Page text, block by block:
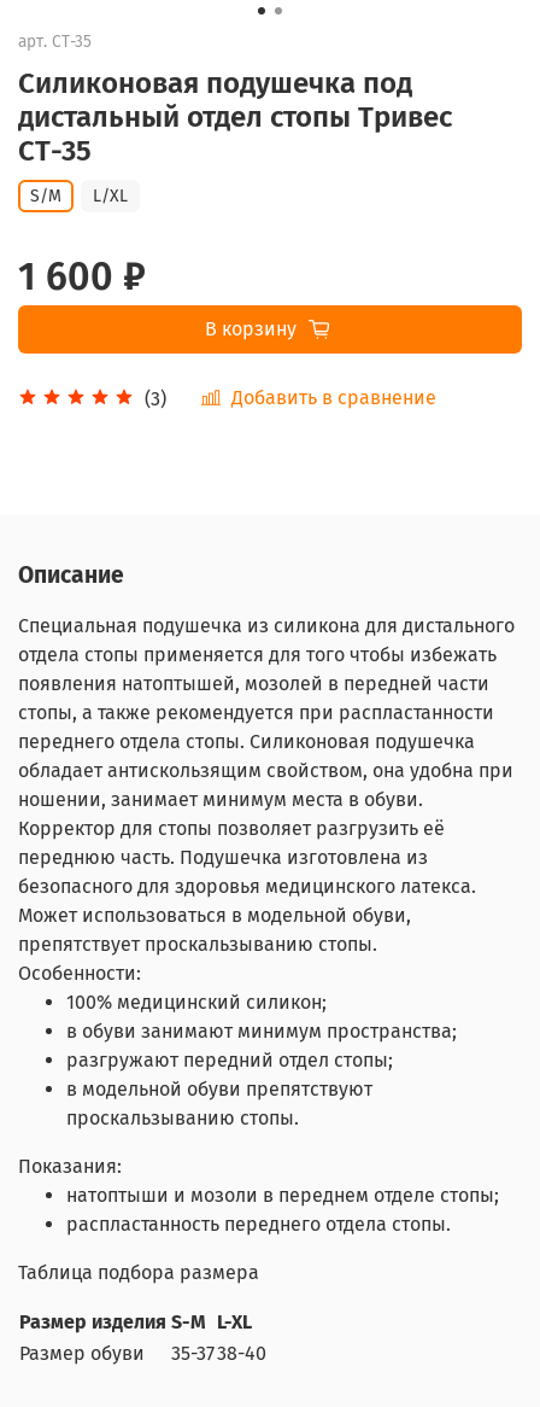
арт. СТ-35
Силиконовая подушечка под
дистальный отдел стопы Тривес
СТ-35
(3) Добавить в сравнение
S/M L/XL
1 600 ₽
В корзину
Описание
Специальная подушечка из силикона для дистального
отдела стопы применяется для того чтобы избежать
появления натоптышей, мозолей в передней части
стопы, а также рекомендуется при распластанности
переднего отдела стопы. Силиконовая подушечка
обладает антискользящим свойством, она удобна при
ношении, занимает минимум места в обуви.
Корректор для стопы позволяет разгрузить её
переднюю часть. Подушечка изготовлена из
безопасного для здоровья медицинского латекса.
Может использоваться в модельной обуви,
препятствует проскальзыванию стопы.
Особенности:
100% медицинский силикон;
в обуви занимают минимум пространства;
разгружают передний отдел стопы;
в модельной обуви препятствуют
проскальзыванию стопы.
Показания:
натоптыши и мозоли в переднем отделе стопы;
распластанность переднего отдела стопы.
Таблица подбора размера
Размер изделия S-M L-XL
Размер обуви
35-3738-40